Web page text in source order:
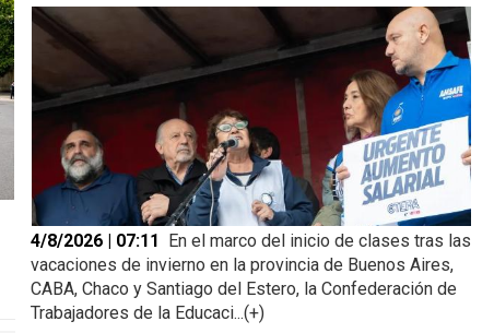
4/8/2026 | 07:11 En el marco del inicio de clases tras las
vacaciones de invierno en la provincia de Buenos Aires,
CABA, Chaco y Santiago del Estero, la Confederación de
Trabajadores de la Educaci...(+)